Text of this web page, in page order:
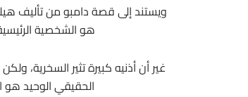
ويستند إلى قصة دامبو من تأليف
هو الشخصية
غير أن أذنيه كبيرة تثير السخرية،
الحقيقي الوحيد هو